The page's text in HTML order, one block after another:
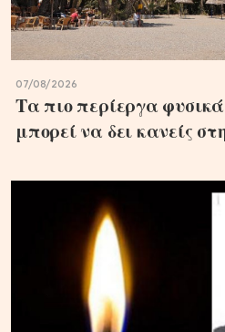
07/08/2026
Τα πιο περίεργα
μπορεί να δει κανείς